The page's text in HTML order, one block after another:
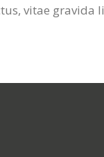
vitae gravida